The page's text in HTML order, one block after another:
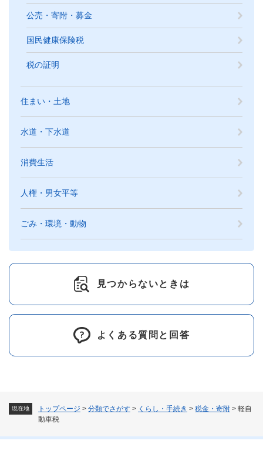
現在地 トップページ > 分類でさがす > くらし・手続き > 税金・寄附 > 軽自
動車税
公売・寄附・募金
国民健康保険税
税の証明
住まい・土地
水道・下水道
消費生活
人権・男女平等
ごみ・環境・動物
見つからないときは
よくある質問と回答